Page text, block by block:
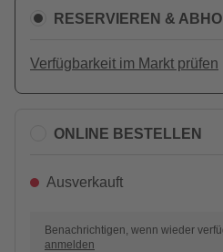
RESERVIEREN &
Verfügbarkeit im Markt prüfen
ONLINE BESTELLEN
Ausverkauft
Benachrichtigen, wenn wieder
anmelden